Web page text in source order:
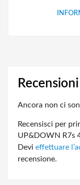
Recensioni
Ancora non ci
Recensisci per
UP&DOWN R7s
Devi effettuare
recensione.